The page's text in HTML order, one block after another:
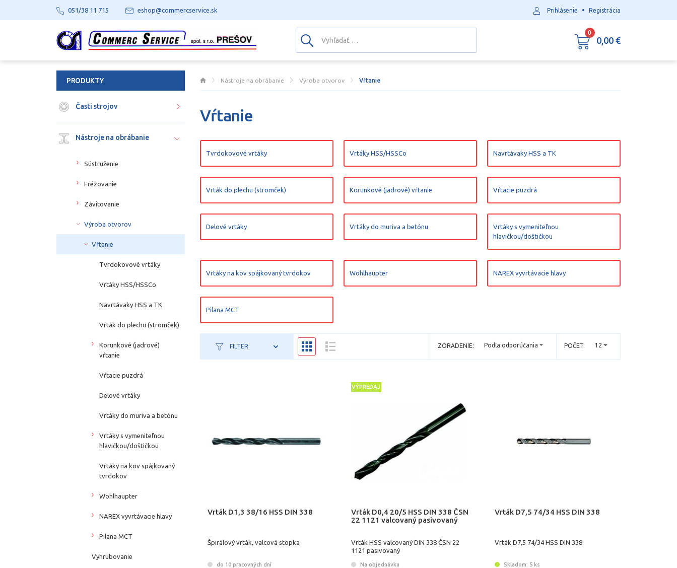
Nástroje na obrábanie Výroba otvorov Vŕtanie
Vŕtanie
Tvrdokovové vrtáky Vrtáky HSS/HSSCo Navrtávaky HSS a TK
Vrták do plechu (stromček) Korunkové (jadrové) vŕtanie Vŕtacie puzdrá
Delové vrtáky Vrtáky do muriva a betónu
Vrtáky s vymeniteľnou
hlavičkou/doštičkou
Vrtáky na kov spájkovaný tvrdokov Wohlhaupter NAREX vyvrtávacie hlavy
Pilana MCT
FILTER POČET: 12
ZORADENIE: Podľa odporúčania
Vrták D1,3 38/16 HSS DIN 338
Špirálový vrták, valcová stopka
do 10 pracovných dní
VÝPREDAJ
Vrták D0,4 20/5 HSS DIN 338 ČSN
22 1121 valcovaný pasivovaný
Vrták HSS valcovaný DIN 338 ČSN 22
1121 pasivovaný
Na objednávku
Vrták D7,5 74/34 HSS DIN 338
Vrták D7,5 74/34 HSS DIN 338
Skladom: 5 ks
PRODUKTY
Časti strojov
Nástroje na obrábanie
Sústruženie
Frézovanie
Závitovanie
Výroba otvorov
Vŕtanie
Tvrdokovové vrtáky
Vrtáky HSS/HSSCo
Navrtávaky HSS a TK
Vrták do plechu (stromček)
Korunkové (jadrové)
vŕtanie
Vŕtacie puzdrá
Delové vrtáky
Vrtáky do muriva a betónu
Vrtáky s vymeniteľnou
hlavičkou/doštičkou
Vrtáky na kov spájkovaný
tvrdokov
Wohlhaupter
NAREX vyvrtávacie hlavy
Pilana MCT
Vyhrubovanie
051/38 11 715 eshop@commercservice.sk Prihlásenie • Registrácia
0
0,00 €